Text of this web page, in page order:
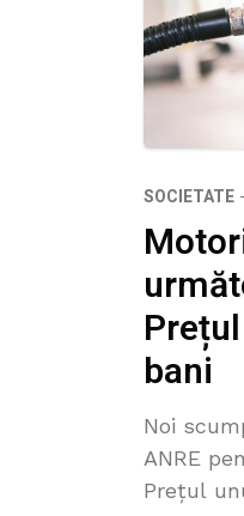
SOCIETATE
bani
Noi
ANRE
Prețul